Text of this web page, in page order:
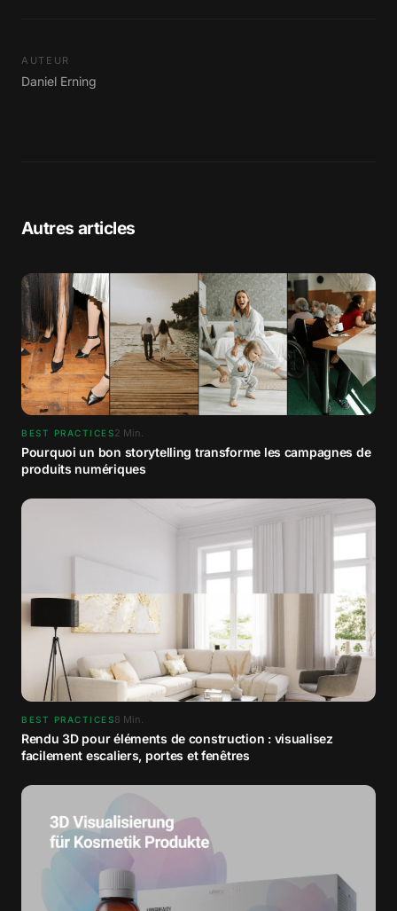
AUTEUR
Daniel Erning
Autres articles
BEST PRACTICES2 Min.
Pourquoi un bon storytelling transforme les campagnes de
produits numériques
BEST PRACTICES8 Min.
Rendu 3D pour éléments de construction : visualisez
facilement escaliers, portes et fenêtres